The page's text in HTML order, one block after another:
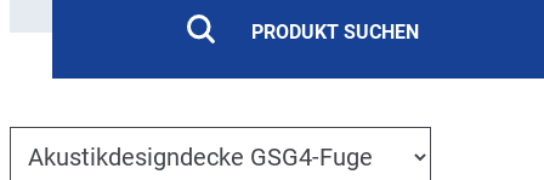
PRODUKT SUCHEN